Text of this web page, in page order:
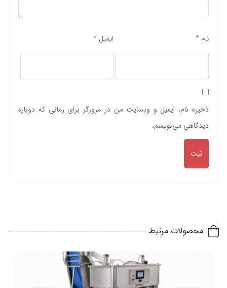
نام * ایمیل *
ذخیره نام، ایمیل و وبسایت من در مرورگر برای زمانی که دوباره
دیدگاهی می‌نویسم.
محصولات مرتبط